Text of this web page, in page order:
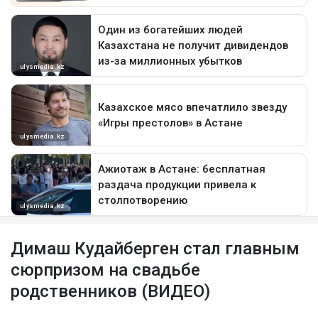
Димаш Кудайберген стал главным
сюрпризом на свадьбе
родственников (ВИДЕО)